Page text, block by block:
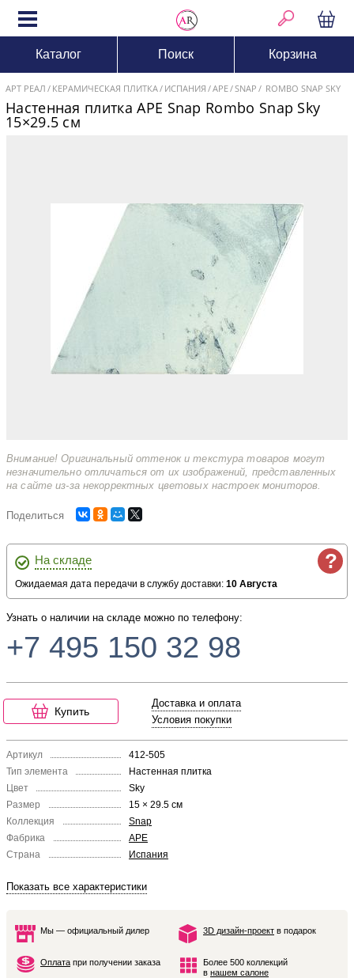
Каталог Поиск Корзина
АРТ РЕАЛ КЕРАМИЧЕСКАЯ ПЛИТКА ИСПАНИЯ APE SNAP ROMBO SNAP SKY
Настенная плитка APE Snap Rombo Snap Sky
15×29.5 см
Внимание! Оригинальный оттенок и текстура товаров могут
незначительно отличаться от их изображений, представленных
на сайте из-за некорректных цветовых настроек мониторов.
Поделиться
?
На складе
Ожидаемая дата передачи в службу доставки: 10 Августа
Узнать о наличии на складе можно по телефону:
+7 495 150 32 98
Купить
Доставка и оплата
Условия покупки
Артикул
412-505
Тип элемента
Настенная плитка
Цвет
Sky
Размер
15 × 29.5 см
Коллекция
Snap
Фабрика
APE
Страна
Испания
Показать все характеристики
Мы — официальный дилер 3D дизайн-проект в подарок
Оплата при получении заказа
Более 500 коллекций
в нашем салоне